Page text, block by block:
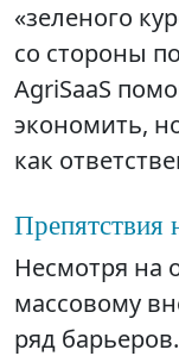
«зеленого
со стороны
AgriSaaS
экономить,
как
Препятствия
Несмотря на
массовому
ряд барьеров.